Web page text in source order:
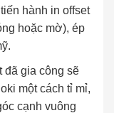
hành in offset
hoặc mờ), ép
đã gia công sẽ
một cách tỉ mỉ,
cạnh vuông